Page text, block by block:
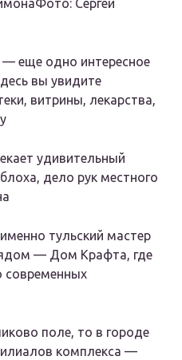
Сергей
— еще одно интересное
вы увидите
витрины, лекарства,
удивительный
дело рук местного
тульский мастер
— Дом Крафта, где
современных
поле, то в городе
комплекса —